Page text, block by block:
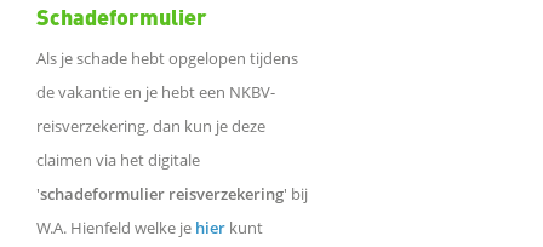
Schadeformulier
Als je schade hebt opgelopen tijdens
de vakantie en je hebt een NKBV-
reisverzekering, dan kun je deze
claimen via het digitale
'schadeformulier reisverzekering' bij
W.A. Hienfeld welke je hier kunt